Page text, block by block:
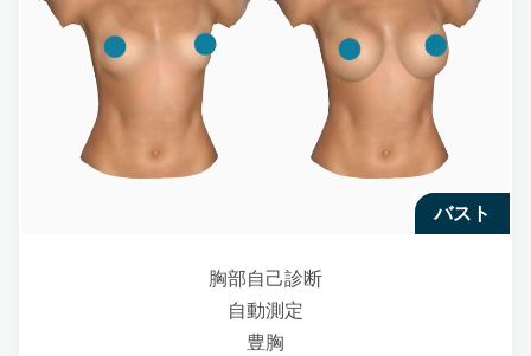
バスト
胸部自己診断
自動測定
豊胸